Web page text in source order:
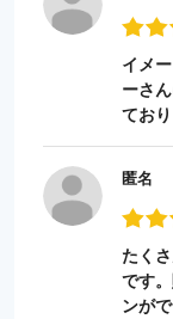
イメ
ーさ
てお
匿名
たく
です
ンが